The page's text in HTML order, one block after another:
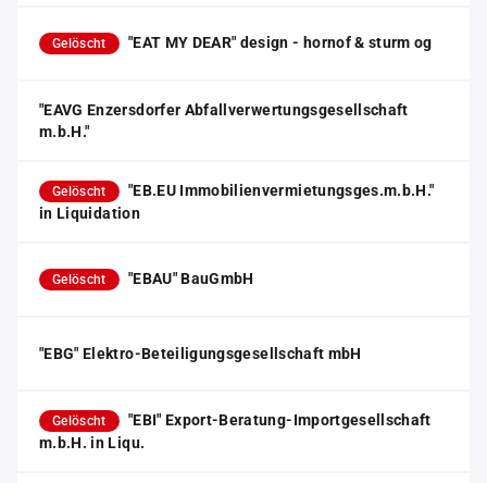
Gelöscht "EAT MY DEAR" design - hornof & sturm og
"EAVG Enzersdorfer Abfallverwertungsgesellschaft
m.b.H."
Gelöscht
"EB.EU Immobilienvermietungsges.m.b.H."
in Liquidation
Gelöscht "EBAU" BauGmbH
"EBG" Elektro-Beteiligungsgesellschaft mbH
Gelöscht
"EBI" Export-Beratung-Importgesellschaft
m.b.H. in Liqu.